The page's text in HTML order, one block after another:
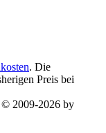
. Die
Preis bei
© 2009-2026 by